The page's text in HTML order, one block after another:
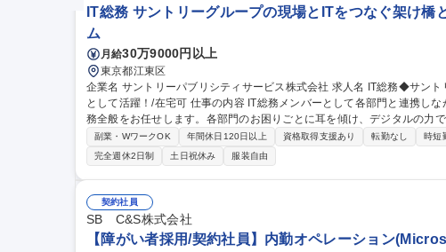
IT総務 サントリーグループの現場とITをつなぐ架け橋
ム
月給30万9000円以上
東京都江東区
企業名 サントリーパブリシティサービス株式会社 求人名 IT総務◆サントリーグループの現場とITをつなぐ架け橋
として活躍！/在宅可 仕事の内容 IT総務メンバーとして各部門と連携しながら、IT環境・職場環境の整備や総務業
務全般をお任せします。各部門のお困りごとに耳を傾け、デジタルの力
です。 ■各部・営業拠点の課題解決・業務改善推進 ■システム開発・運用、クラウド・自動化ツールの導入・運用
■IT機器・ツール資産管理、利用者サポート ■営業拠点・本社のITインフ
計、設備・備品管理等） ■営業拠点の新規立ち上げ・撤退対応 ■PMとし
ュリティ強化（社員教育、セキュリティツール管理・運用） 募集職種 IT総務◆サントリーグループの現場とITを
つなぐ架け橋として活躍！/在宅可
副業・WワークOK 年間休日120日以上 資格取得支援あり 転勤なし 時短
完全週休2日制
土日祝休み 服装自由
契約社員
SB C&S株式会社
【障がい者採用/契約社員】内勤オペレーション